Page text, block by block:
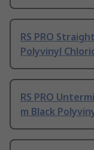
RS PRO
Polyvinyl
RS PRO
m Black